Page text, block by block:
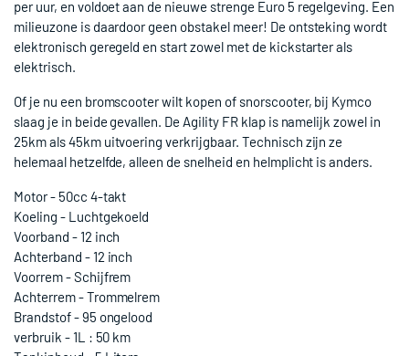
per uur, en voldoet aan de nieuwe strenge Euro 5 regelgeving. Een
milieuzone is daardoor geen obstakel meer! De ontsteking wordt
elektronisch geregeld en start zowel met de kickstarter als
elektrisch.
Of je nu een bromscooter wilt kopen of snorscooter, bij Kymco
slaag je in beide gevallen. De Agility FR klap is namelijk zowel in
25km als 45km uitvoering verkrijgbaar. Technisch zijn ze
helemaal hetzelfde, alleen de snelheid en helmplicht is anders.
Motor - 50cc 4-takt
Koeling - Luchtgekoeld
Voorband - 12 inch
Achterband - 12 inch
Voorrem - Schijfrem
Achterrem - Trommelrem
Brandstof - 95 ongelood
verbruik - 1L : 50 km